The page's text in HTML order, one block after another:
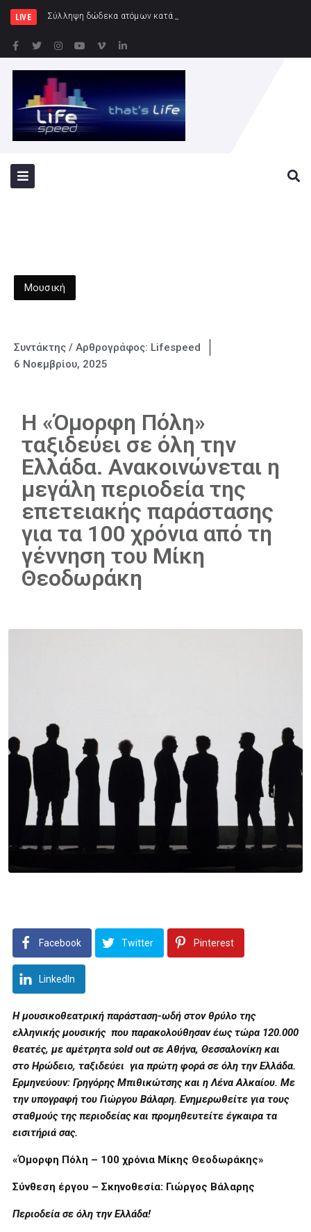
LIVE Σύλληψη δώδεκα ατόμων κατά τη διάρκεια του ποδοσφαιρικ
Μουσική
Συντάκτης / Αρθρογράφος: Lifespeed
6 Νοεμβρίου, 2025
Η «Όμορφη Πόλη»
ταξιδεύει σε όλη την
Ελλάδα. Ανακοινώνεται η
μεγάλη περιοδεία της
επετειακής παράστασης
για τα 100 χρόνια από τη
γέννηση του Μίκη
Θεοδωράκη
Facebook Twitter Pinterest
LinkedIn
Η μουσικοθεατρική παράσταση-ωδή στον θρύλο της
ελληνικής μουσικής που παρακολούθησαν έως τώρα 120.000
θεατές, με αμέτρητα sold outσε Αθήνα, Θεσσαλονίκη και
στο Ηρώδειο, ταξιδεύει για πρώτη φορά σε όλη την Ελλάδα.
Ερμηνεύουν: Γρηγόρης Μπιθικώτσης και η Λένα Αλκαίου. Με
την υπογραφή του Γιώργου Βάλαρη. Ενημερωθείτε για τους
σταθμούς της περιοδείας και προμηθευτείτε έγκαιρα τα
εισιτήριά σας.
«Όμορφη Πόλη – 100 χρόνια Μίκης Θεοδωράκης»
Σύνθεση έργου – Σκηνοθεσία: Γιώργος Βάλαρης
Περιοδεία σε όλη την Ελλάδα!